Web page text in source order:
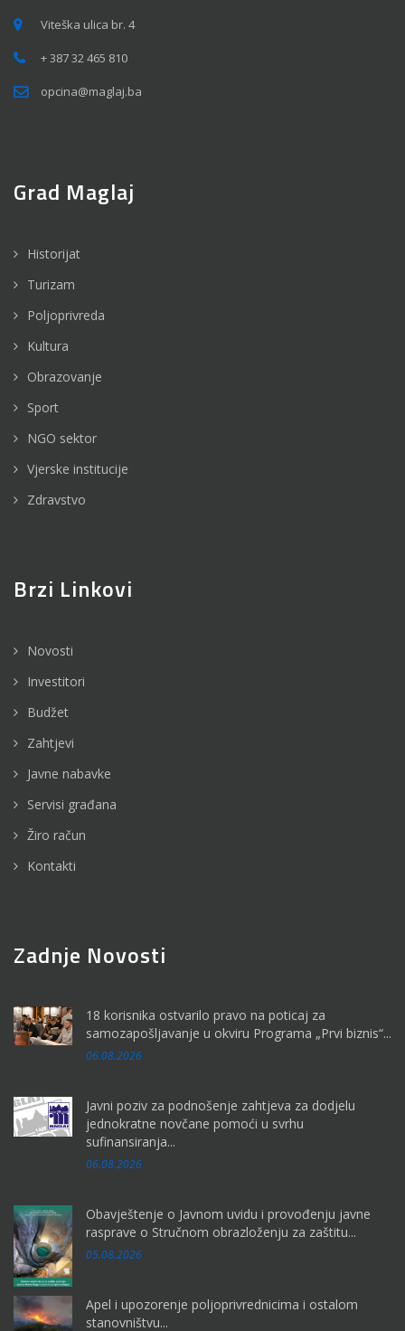
Viteška ulica br. 4
+ 387 32 465 810
opcina@maglaj.ba
Grad Maglaj
Historijat
Turizam
Poljoprivreda
Kultura
Obrazovanje
Sport
NGO sektor
Vjerske institucije
Zdravstvo
Brzi Linkovi
Novosti
Investitori
Budžet
Zahtjevi
Javne nabavke
Servisi građana
Žiro račun
Kontakti
Zadnje Novosti
18 korisnika ostvarilo pravo na poticaj za
samozapošljavanje u okviru Programa „Prvi biznis“...
06.08.2026
Javni poziv za podnošenje zahtjeva za dodjelu
jednokratne novčane pomoći u svrhu
sufinansiranja...
06.08.2026
Obavještenje o Javnom uvidu i provođenju javne
rasprave o Stručnom obrazloženju za zaštitu...
05.08.2026
Apel i upozorenje poljoprivrednicima i ostalom
stanovništvu...